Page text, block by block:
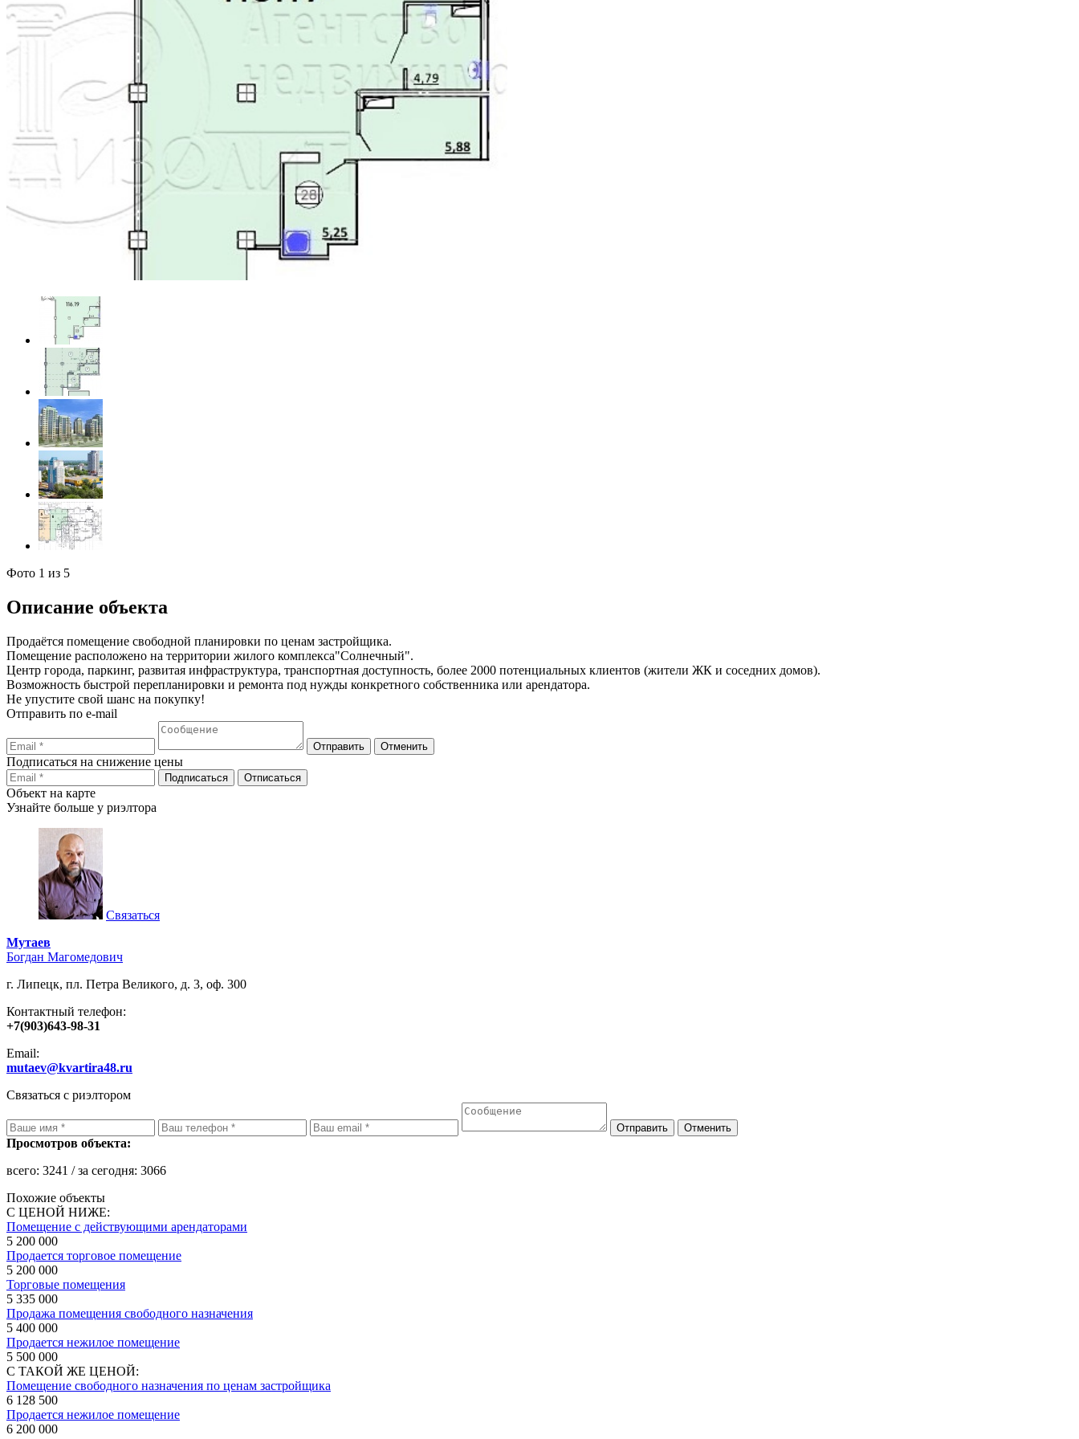
Фото 1 из 5
Описание объекта
Продаётся помещение свободной планировки по ценам застройщика.
Помещение расположено на территории жилого комплекса"Солнечный".
Центр города, паркинг, развитая инфраструктура, транспортная доступность, более 2000 потенциальных клиентов (жители ЖК и соседних домов).
Возможность быстрой перепланировки и ремонта под нужды конкретного собственника или арендатора.
Не упустите свой шанс на покупку!
Отправить по e-mail
Подписаться на снижение цены
Объект на карте
Узнайте больше у риэлтора
Связаться
Мутаев
Богдан Магомедович
г. Липецк, пл. Петра Великого, д. 3, оф. 300
Контактный телефон:
+7(903)643-98-31
Email:
mutaev@kvartira48.ru
Связаться с риэлтором
Просмотров объекта:
всего: 3241 / за сегодня: 3066
Похожие объекты
С ЦЕНОЙ НИЖЕ:
Помещение с действующими арендаторами
5 200 000
Продается торговое помещение
5 200 000
Торговые помещения
5 335 000
Продажа помещения свободного назначения
5 400 000
Продается нежилое помещение
5 500 000
С ТАКОЙ ЖЕ ЦЕНОЙ:
Помещение свободного назначения по ценам застройщика
6 128 500
Продается нежилое помещение
6 200 000